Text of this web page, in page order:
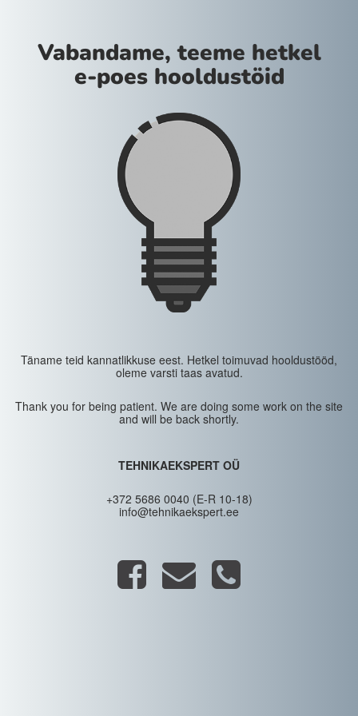
Vabandame, teeme hetkel
e-poes hooldustöid
Täname teid kannatlikkuse eest. Hetkel toimuvad hooldustööd,
oleme varsti taas avatud.
Thank you for being patient. We are doing some work on the site
and will be back shortly.
TEHNIKAEKSPERT OÜ
+372 5686 0040 (E-R 10-18)
info@tehnikaekspert.ee